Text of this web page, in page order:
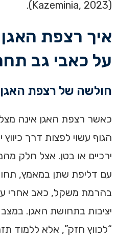
(Kazeminia, 2023).
איך רצפת
על כאבי גב
חולשה של רצפת האגן
כאשר רצפת האגן אינה
הגוף עשוי לפצות דרך
ירכיים או בטן. אצל חלק
עם דליפת שתן במאמץ,
בהרמת משקל, כאב אחרי
יציבות בתחושת האגן. במצב
“לכווץ חזק”, אלא ללמוד